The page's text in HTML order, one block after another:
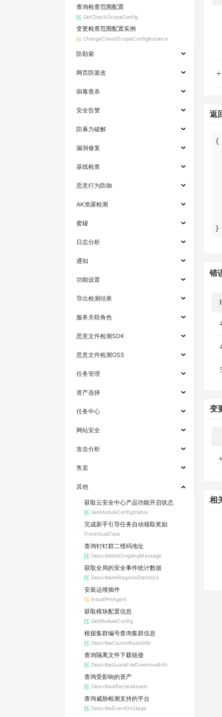
查询检查范围配置
GetCheckScopeConfig
变更检查范围配置实例
ChangeCheckScopeConfigInstance
防勒索
网页防篡改
病毒查杀
安全告警
防暴力破解
漏洞修复
基线检查
恶意行为防御
AK泄露检测
蜜罐
日志分析
通知
功能设置
导出检测结果
服务关联角色
恶意文件检测SDK
恶意文件检测OSS
任务管理
资产选择
任务中心
网站安全
攻击分析
售卖
其他
获取云安全中心产品功能开启状态
GetModuleConfigStatus
完成新手引导任务自动领取奖励
FinishGuidTask
查询钉钉群二维码地址
DescribeVolDingdingMessage
获取全局的安全事件统计数据
DescribeAllRegionsStatistics
安装运维插件
InstallPmAgent
获取模块配置信息
GetModuleConfig
根据集群编号查询集群信息
DescribeClusterBasicInfo
查询隔离文件下载链接
DescribeQuaraFileDownloadInfo
查询受影响的资产
DescribeAffectedAssets
查询威胁检测支持的平台
DescribeEventOnStage
返
}
错
变
相